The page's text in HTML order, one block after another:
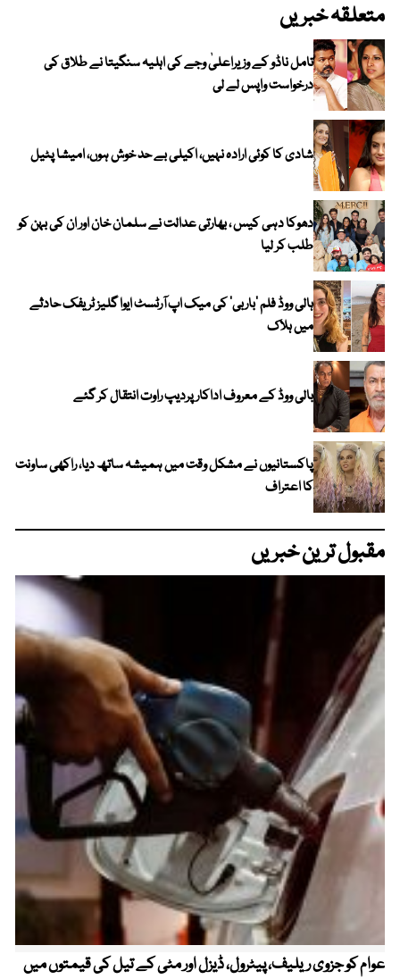
متعلقہ خبریں
تامل ناڈو کے وزیراعلیٰ وجے کی اہلیہ سنگیتا نے طلاق کی
درخواست واپس لے لی
شادی کا کوئی ارادہ نہیں، اکیلی بے حد خوش ہوں، امیشا پٹیل
دھوکا دہی کیس ، بھارتی عدالت نے سلمان خان اور ان کی بہن کو
طلب کر لیا
ہالی ووڈ فلم ’باربی‘ کی میک اپ آرٹسٹ ایوا گلیز ٹریفک حادثے
میں ہلاک
بالی ووڈ کے معروف اداکار پردیپ راوت انتقال کر گئے
پاکستانیوں نے مشکل وقت میں ہمیشہ ساتھ دیا، راکھی ساونت
کا اعتراف
مقبول ترین خبریں
عوام کو جزوی ریلیف، پیٹرول، ڈیزل اور مٹی کے تیل کی قیمتوں میں